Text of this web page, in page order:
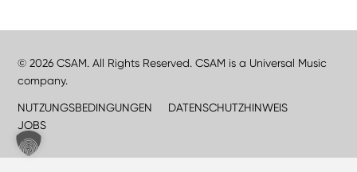
© 2026 CSAM. All Rights Reserved. CSAM is a Universal Music
company.
NUTZUNGSBEDINGUNGEN
DATENSCHUTZHINWEIS
JOBS